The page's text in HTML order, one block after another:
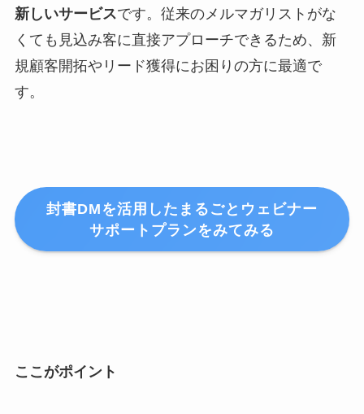
新しいサービスです。従来のメルマガリストがな
くても見込み客に直接アプローチできるため、新
規顧客開拓やリード獲得にお困りの方に最適で
す。
封書DMを活用したまるごとウェビナー
サポートプラン をみてみる
ここがポイント